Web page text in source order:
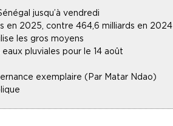
jusqu’à vendredi
en 2025, contre 464,6 milliards en 2024
les gros moyens
pluviales pour le 14 août
exemplaire (Par Matar Ndao)